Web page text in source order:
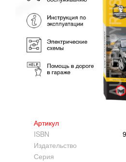
Артикул
ISBN
Издательство
Серия